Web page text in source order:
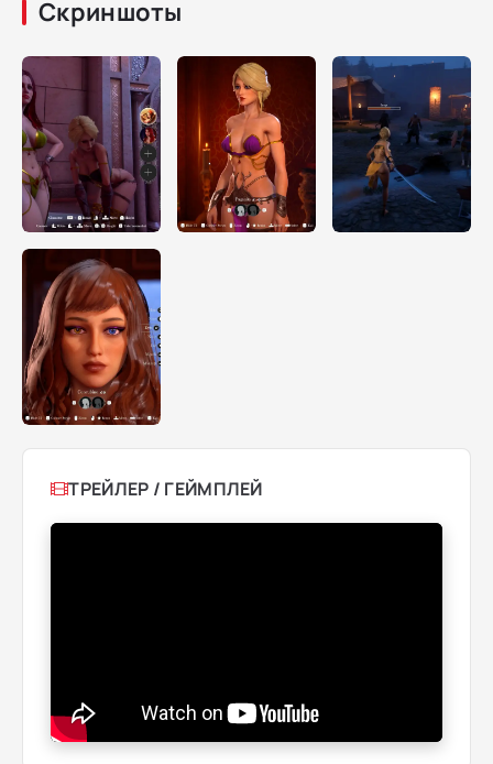
Скриншоты
ТРЕЙЛЕР / ГЕЙМПЛЕЙ